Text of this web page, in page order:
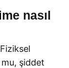
nasıl
mu, şiddet